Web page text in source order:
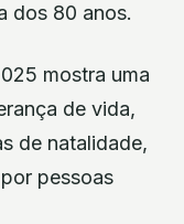
dos 80 anos.
mostra uma
de vida,
de natalidade,
pessoas